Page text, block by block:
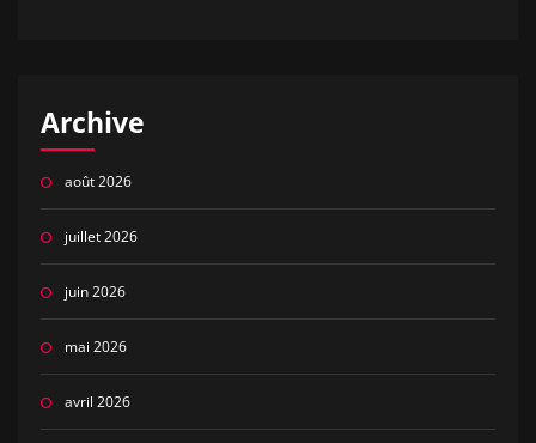
Archive
août 2026
juillet 2026
juin 2026
mai 2026
avril 2026